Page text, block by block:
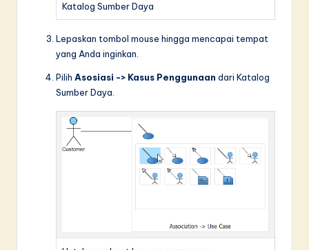
Katalog Sumber Daya
Lepaskan tombol mouse hingga mencapai tempat
yang Anda inginkan.
Pilih Asosiasi -> Kasus Penggunaan dari Katalog
Sumber Daya.